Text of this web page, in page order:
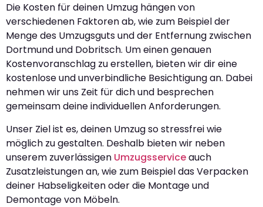
Die Kosten für deinen Umzug hängen von
verschiedenen Faktoren ab, wie zum Beispiel der
Menge des Umzugsguts und der Entfernung zwischen
Dortmund und Dobritsch. Um einen genauen
Kostenvoranschlag zu erstellen, bieten wir dir eine
kostenlose und unverbindliche Besichtigung an. Dabei
nehmen wir uns Zeit für dich und besprechen
gemeinsam deine individuellen Anforderungen.
Unser Ziel ist es, deinen Umzug so stressfrei wie
möglich zu gestalten. Deshalb bieten wir neben
unserem zuverlässigen Umzugsserviceauch
Zusatzleistungen an, wie zum Beispiel das Verpacken
deiner Habseligkeiten oder die Montage und
Demontage von Möbeln.